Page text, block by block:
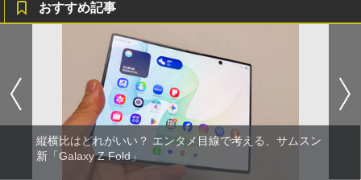
おすすめ記事
縦横比はどれがいい？ エンタメ目線で考える、サムスン
新「Galaxy Z Fold」